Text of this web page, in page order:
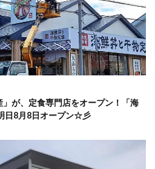
」が、定食専門店をオープン！「海
日8月8日オープン☆彡